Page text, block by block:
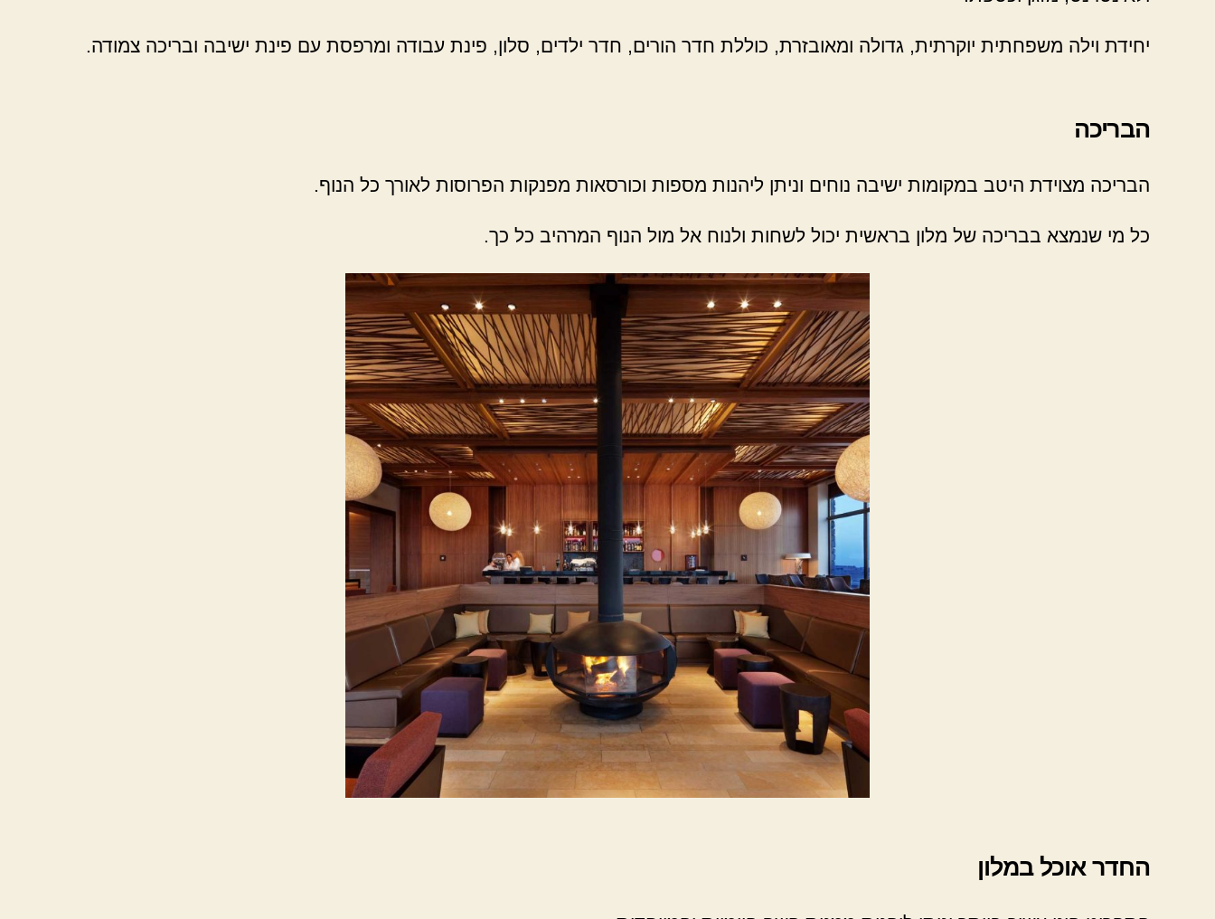
יחידת וילה משפחתית יוקרתית, גדולה ומאובזרת, כוללת חדר הורים, חדר ילדים, סלון, פינת עבודה ומרפסת עם פינת ישיבה ובריכה צמודה.
הבריכה
הבריכה מצוידת היטב במקומות ישיבה נוחים וניתן ליהנות מספות וכורסאות מפנקות הפרוסות לאורך כל הנוף.
כל מי שנמצא בבריכה של מלון בראשית יכול לשחות ולנוח אל מול הנוף המרהיב כל כך.
החדר אוכל במלון